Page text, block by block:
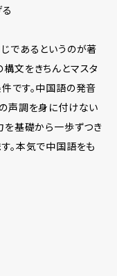
であるというのが著
文をきちんとマスタ
です。中国語の発音
声調を身に付けない
を基礎から一歩ずつき
。本気で中国語をも